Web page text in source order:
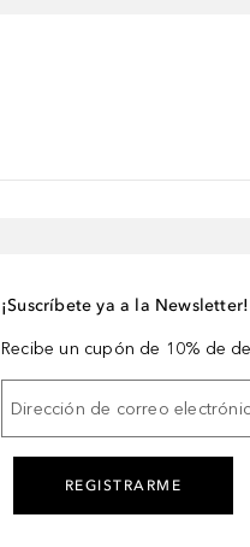
¡Suscríbete ya a la Newsletter!
Recibe un cupón de 10% de
Dirección de correo
REGISTRARME